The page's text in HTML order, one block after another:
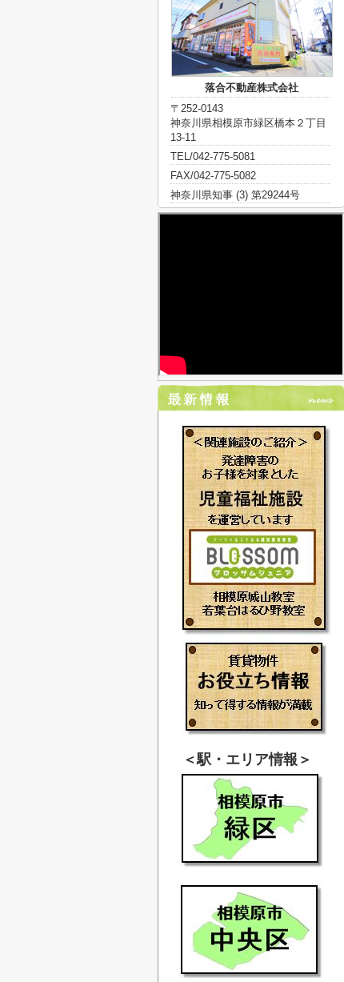
落合不動産株式会社
〒252-0143
神奈川県相模原市緑区橋本２丁目
13-11
TEL/042-775-5081
FAX/042-775-5082
神奈川県知事 (3) 第29244号
＜駅・エリア情報＞